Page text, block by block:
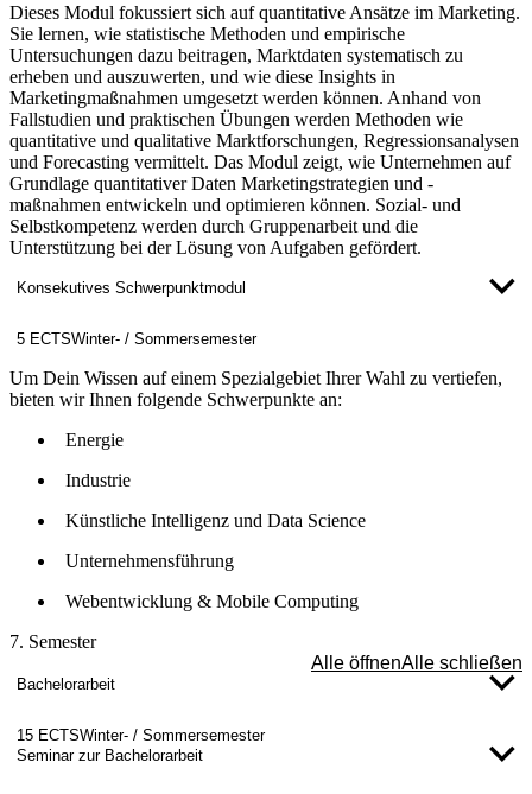
Dieses Modul fokussiert sich auf quantitative Ansätze im Marketing.
Sie lernen, wie statistische Methoden und empirische
Untersuchungen dazu beitragen, Marktdaten systematisch zu
erheben und auszuwerten, und wie diese Insights in
Marketingmaßnahmen umgesetzt werden können. Anhand von
Fallstudien und praktischen Übungen werden Methoden wie
quantitative und qualitative Marktforschungen, Regressionsanalysen
und Forecasting vermittelt. Das Modul zeigt, wie Unternehmen auf
Grundlage quantitativer Daten Marketingstrategien und -
maßnahmen entwickeln und optimieren können. Sozial- und
Selbstkompetenz werden durch Gruppenarbeit und die
Unterstützung bei der Lösung von Aufgaben gefördert.
Konsekutives Schwerpunktmodul
5 ECTSWinter- / Sommersemester
Um Dein Wissen auf einem Spezialgebiet Ihrer Wahl zu vertiefen,
bieten wir Ihnen folgende Schwerpunkte an:
Energie
Industrie
Künstliche Intelligenz und Data Science
Unternehmensführung
Webentwicklung & Mobile Computing
7. Semester
Alle öffnenAlle schließen
Bachelorarbeit
15 ECTSWinter- / Sommersemester
Seminar zur Bachelorarbeit